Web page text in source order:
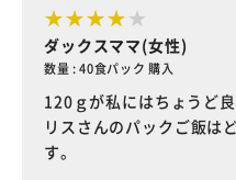
ダックスママ(女性)
数量 : 40食パック 購入
120ｇが私にはちょうど
リスさんのパックご飯は
す。